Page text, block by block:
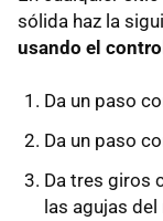
sólida haz la
usando el
Da un paso
Da un paso
Da tres giros
las agujas del